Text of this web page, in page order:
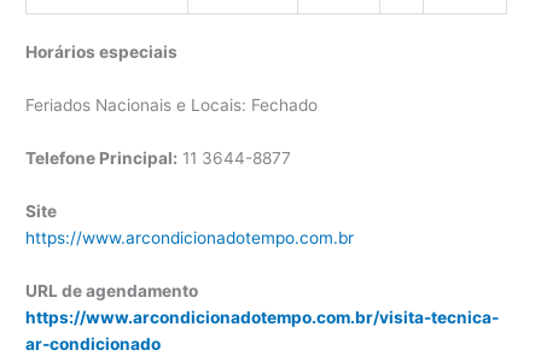
Horários especiais
Feriados Nacionais e Locais: Fechado
Telefone Principal: 11 3644-8877
Site
https://www.arcondicionadotempo.com.br
URL de agendamento
https://www.arcondicionadotempo.com.br/visita-tecnica-
ar-condicionado